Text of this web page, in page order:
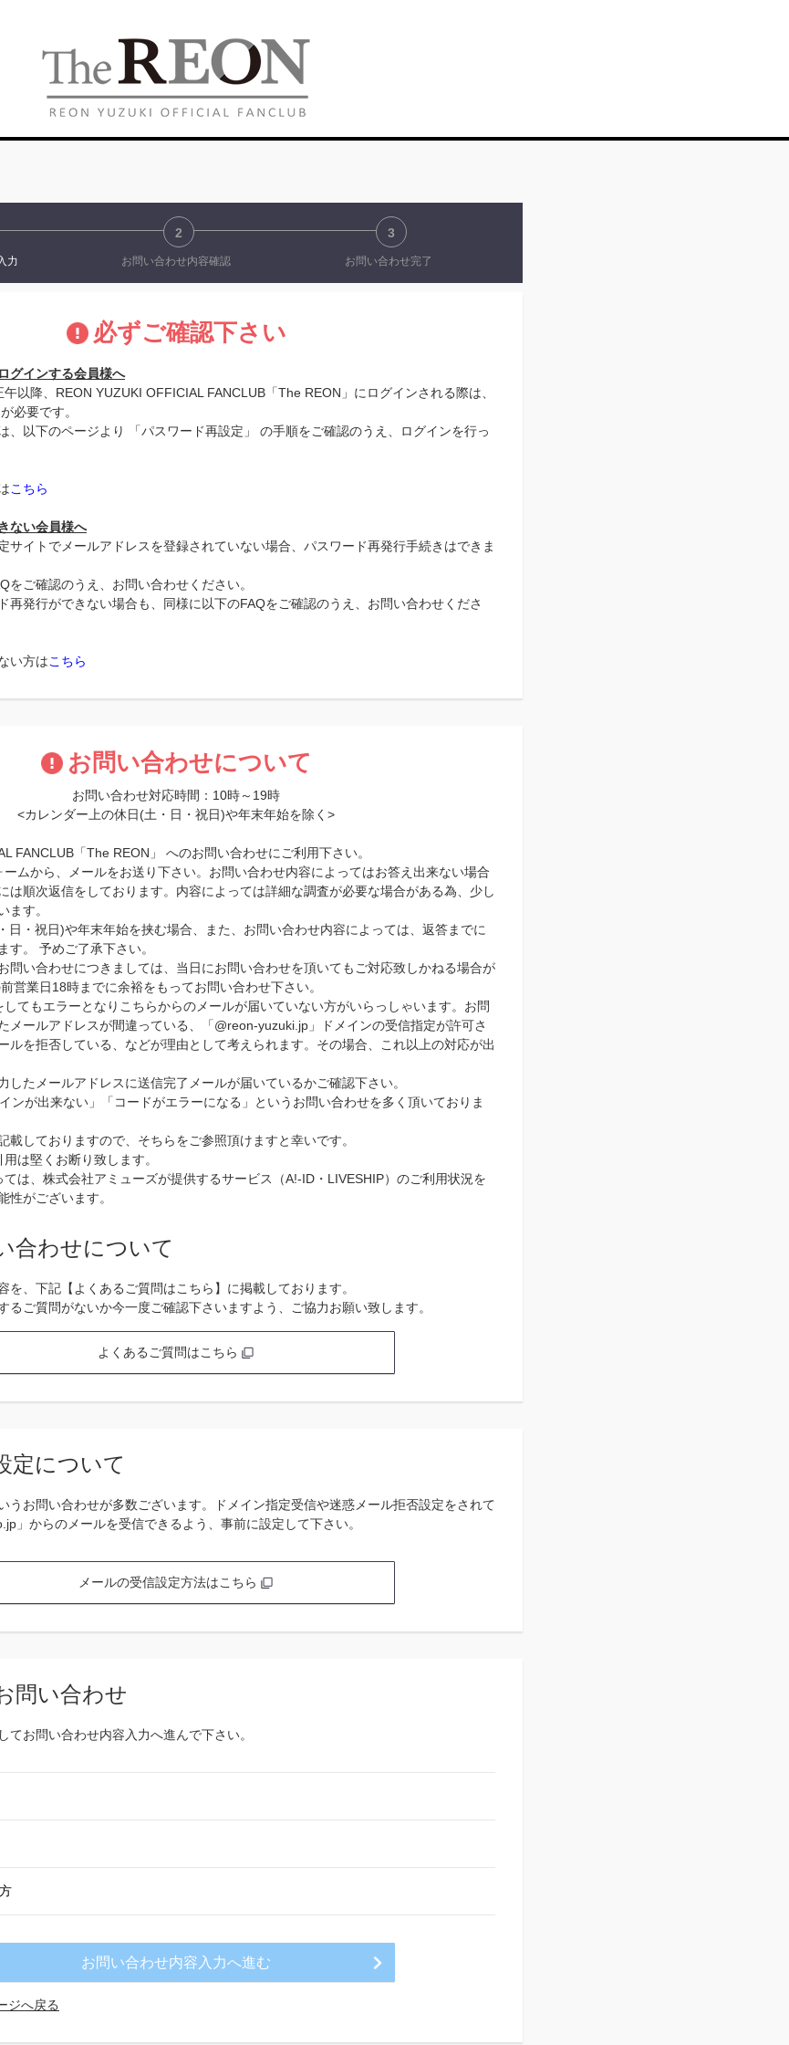
力
2
お問い合わせ内容確認
3
お問い合わせ完了
必ずご確認下さい
グインする会員様へ
以降、REON YUZUKI OFFICIAL FANCLUB「The REON」にログインされる際は、
必要です。
、以下のページより 「パスワード再設定」 の手順をご確認のうえ、ログインを行っ
こちら
ない会員様へ
サイトでメールアドレスを登録されていない場合、パスワード再発行手続きはできま
をご確認のうえ、お問い合わせください。
再発行ができない場合も、同様に以下のFAQをご確認のうえ、お問い合わせくださ
い方はこちら
お問い合わせについて
お問い合わせ対応時間：10時～19時
<カレンダー上の休日(土・日・祝日)や年末年始を除く>
FANCLUB「The REON」 へのお問い合わせにご利用下さい。
ムから、メールをお送り下さい。お問い合わせ内容によってはお答え出来ない場合
は順次返信をしております。内容によっては詳細な調査が必要な場合がある為、少し
ます。
日・祝日)や年末年始を挟む場合、また、お問い合わせ内容によっては、返答までに
す。 予めご了承下さい。
問い合わせにつきましては、当日にお問い合わせを頂いてもご対応致しかねる場合が
営業日18時までに余裕をもってお問い合わせ下さい。
てもエラーとなりこちらからのメールが届いていない方がいらっしゃいます。お問
メールアドレスが間違っている、「@reon-yuzuki.jp」ドメインの受信指定が許可さ
ルを拒否している、などが理由として考えられます。その場合、これ以上の対応が出
したメールアドレスに送信完了メールが届いているかご確認下さい。
ンが出来ない」「コードがエラーになる」というお問い合わせを多く頂いておりま
載しておりますので、そちらをご参照頂けますと幸いです。
は堅くお断り致します。
は、株式会社アミューズが提供するサービス（A!-ID・LIVESHIP）のご利用状況を
性がございます。
合わせについて
を、下記【よくあるご質問はこちら】に掲載しております。
るご質問がないか今一度ご確認下さいますよう、ご協力お願い致します。
よくあるご質問はこちら
定について
うお問い合わせが多数ございます。ドメイン指定受信や迷惑メール拒否設定をされて
」からのメールを受信できるよう、事前に設定して下さい。
メールの受信設定方法はこちら
問い合わせ
てお問い合わせ内容入力へ進んで下さい。
ジへ戻る